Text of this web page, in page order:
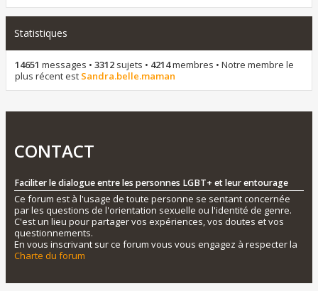
Statistiques
14651 messages • 3312 sujets • 4214membres • Notre membre le
plus récent est Sandra.belle.maman
CONTACT
Faciliter le dialogue entre les personnes LGBT+ et leur entourage
Ce forum est à l'usage de toute personne se sentant concernée
par les questions de l'orientation sexuelle ou l'identité de genre.
C'est un lieu pour partager vos expériences, vos doutes et vos
questionnements.
En vous inscrivant sur ce forum vous vous engagez à respecter la
Charte du forum